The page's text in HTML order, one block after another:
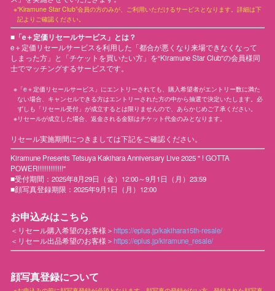
“Kiramune Star Club”会員の方のみが、ご利用いただけるサービスとなります。詳細は下
記よりご確認ください。
■「e＋定価リセールサービス」とは？
e＋定価リセールサービスを利用した「都合が悪くなり来場できなくなって
しまった方」と「チケットを買いたい方」を“Kiramune Star Club”の会員様同
士でマッチングするサービスです。
「e＋定価リセールサービス」にエントリーされても、購入希望者がエントリー数に満た
ない場合、キャンセルできる方はエントリーされた方の中から抽選で決定いたします。必
ずしも「リセール受付」が成立するとは限りませんので、あらかじめご了承ください。
リセールが成立した場合、返金される金額はチケット代金のみとなります。
リセール実施期間につきましては下記をご確認ください。
Kiramune Presents Tetsuya Kakihara Anniversary Live 2025 " ! GOTTA
POWER!!!!!!!!!!!!!!"
■受付期間：2025年8月29日（金）12:00～9月1日（月）23:59
■顔写真登録期限：2025年9月1日（月）12:00
お申込みはこちら
＜リセール購入希望のお客様＞https://eplus.jp/kakihara15th-resale/
＜リセール出品希望のお客様＞https://eplus.jp/kiramune_resale/
顔写真登録について